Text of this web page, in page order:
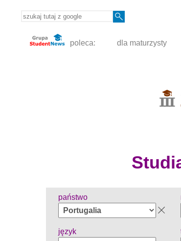
poleca: dla maturzysty
państwo
język